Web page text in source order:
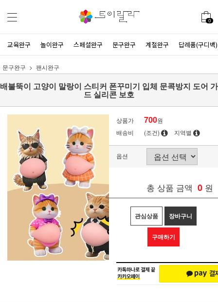
0
교육완구 놀이완구 스페셜완구 문구완구 계절완구 답례품(구디백)
문구완구 팬시완구
배불뚝이 고양이 말랑이 스티커 폰꾸미기 입체 문콕방지 도어 가
드 실리콘 보호
상품가 700원
배송비
(조건) 지역별
옵션
총 상품 금액 0 원
관심상품 장바구니
구매하기